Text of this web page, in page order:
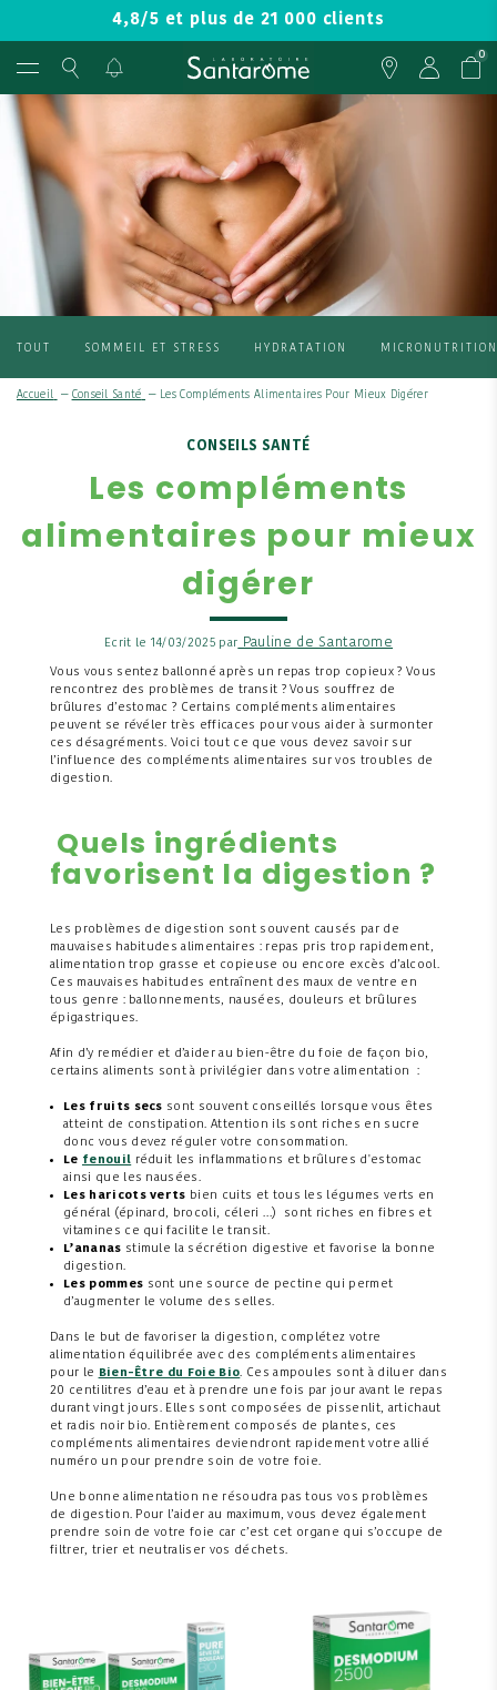
4,8/5 et plus de 21 000 clients
0
TOUT SOMMEIL ET STRESS HYDRATATION MICRONUTRITION
Accueil — Conseil Santé — Les Compléments Alimentaires Pour Mieux Digérer
CONSEILS SANTÉ
Les compléments
alimentaires pour mieux
digérer
Ecrit le 14/03/2025 par Pauline de Santarome
Vous vous sentez ballonné après un repas trop copieux ? Vous
rencontrez des problèmes de transit ? Vous souffrez de
brûlures d’estomac ? Certains compléments alimentaires
peuvent se révéler très efficaces pour vous aider à surmonter
ces désagréments. Voici tout ce que vous devez savoir sur
l’influence des compléments alimentaires sur vos troubles de
digestion.
Quels ingrédients
favorisent la digestion ?
Les problèmes de digestion sont souvent causés par de
mauvaises habitudes alimentaires : repas pris trop rapidement,
alimentation trop grasse et copieuse ou encore excès d’alcool.
Ces mauvaises habitudes entraînent des maux de ventre en
tous genre : ballonnements, nausées, douleurs et brûlures
épigastriques.
Afin d’y remédier et d’aider au bien-être du foie de façon bio,
certains aliments sont à privilégier dans votre alimentation :
Les fruits secs sont souvent conseillés lorsque vous êtes
atteint de constipation. Attention ils sont riches en sucre
donc vous devez réguler votre consommation.
Le fenouil réduit les inflammations et brûlures d'estomac
ainsi que les nausées.
Les haricots verts bien cuits et tous les légumes verts en
général (épinard, brocoli, céleri …) sont riches en fibres et
vitamines ce qui facilite le transit.
L’ananas stimule la sécrétion digestive et favorise la bonne
digestion.
Les pommes sont une source de pectine qui permet
d’augmenter le volume des selles.
Dans le but de favoriser la digestion, complétez votre
alimentation équilibrée avec des compléments alimentaires
pour le
Bien-Être du Foie Bio. Ces ampoules sont à diluer dans
20 centilitres d’eau et à prendre une fois par jour avant le repas
durant vingt jours. Elles sont composées de pissenlit, artichaut
et radis noir bio. Entièrement composés de plantes, ces
compléments alimentaires deviendront rapidement votre allié
numéro un pour prendre soin de votre foie.
Une bonne alimentation ne résoudra pas tous vos problèmes
de digestion. Pour l’aider au maximum, vous devez également
prendre soin de votre foie car c’est cet organe qui s’occupe de
filtrer, trier et neutraliser vos déchets.